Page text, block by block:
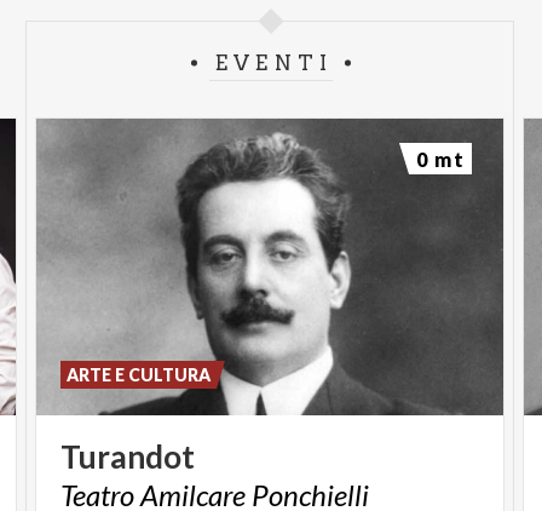
EVENTI
Turandot
TeatroAmilcare Ponchielli
ARTE E CULTURA
0 mt